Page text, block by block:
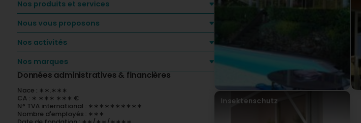
Nos produits et services
Nous vous proposons
Nos activités
Nos marques
Données administratives & financières
Nace : ∗∗.∗∗∗
CA : ∗ ∗∗∗ ∗∗∗ €
N° TVA international : ∗∗∗∗∗∗∗∗∗∗
Nombre d'employés : ∗∗∗
Insektenschutz